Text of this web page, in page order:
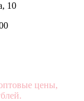
10
цены,